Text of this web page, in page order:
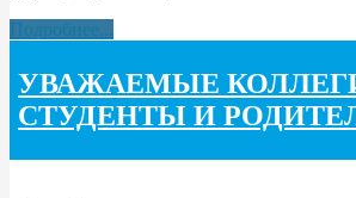
Подробнее...
УВАЖАЕМЫЕ
СТУДЕНТЫ И